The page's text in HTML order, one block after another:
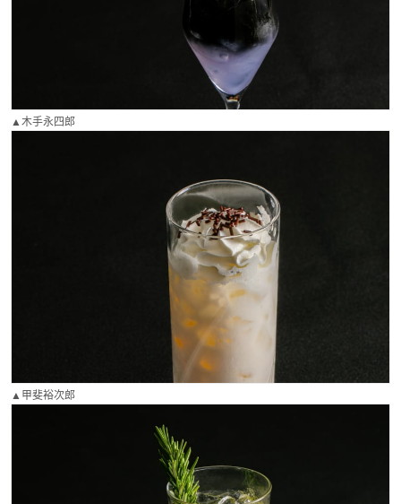
▲木手永四郎
▲甲斐裕次郎